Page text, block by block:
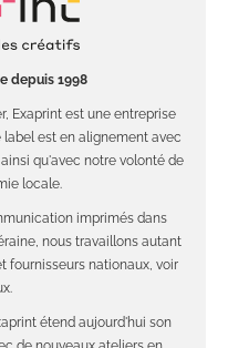
depuis 1998
Exaprint est une entreprise
label est en alignement avec
qu'avec notre volonté de
locale.
imprimés dans
nous travaillons autant
fournisseurs nationaux, voir
étend aujourd'hui son